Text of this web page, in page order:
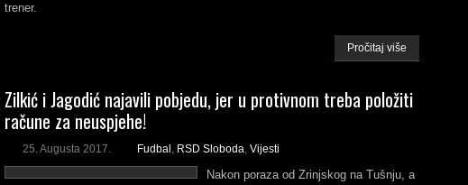
trener.
Pročitaj više
Zilkić i Jagodić najavili pobjedu, jer u protivnom treba položiti
račune za neuspjehe!
25. Augusta 2017. Fudbal , RSD Sloboda, Vijesti
Nakon poraza od Zrinjskog na Tušnju, a